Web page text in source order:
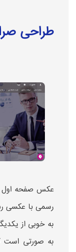
طراحی
عکس صفحه اول
رسمی با عکسی
به خوبی از
به صورتی است